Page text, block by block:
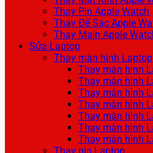
Thay Pin Apple Watch
Thay Đế Sạc Apple
Thay Main Apple
Sửa Laptop
Thay màn hình Laptop
Thay màn hình
Thay màn hình
Thay màn hình
Thay màn hình
Thay màn hình
Thay màn hình
Thay màn hình